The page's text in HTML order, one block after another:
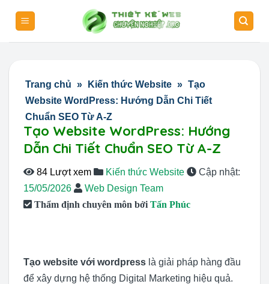
content
Trang chủ » Kiến thức Website » Tạo
Website WordPress: Hướng Dẫn Chi Tiết
Chuẩn SEO Từ A-Z
Tạo Website WordPress: Hướng
Dẫn Chi Tiết Chuẩn SEO Từ A-Z
84 Lượt xem Kiến thức Website
Cập nhật:
15/05/2026
Web Design Team
Thẩm định chuyên môn bởi Tấn Phúc
Tạo website với wordpress là giải pháp hàng đầu
để xây dựng hệ thống Digital Marketing hiệu quả.